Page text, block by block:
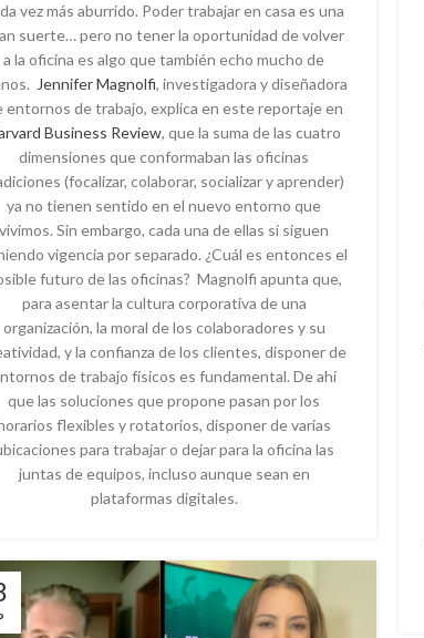
vez más aburrido. Poder trabajar en casa es una
suerte… pero no tener la oportunidad de volver
a la oficina es algo que también echo mucho de
Jennifer Magnolfi, investigadora y diseñadora
entornos de trabajo, explica en este reportaje en
Business Review, que la suma de las cuatro
dimensiones que conformaban las oficinas
(focalizar, colaborar, socializar y aprender)
ya no tienen sentido en el nuevo entorno que
vivimos. Sin embargo, cada una de ellas sí siguen
vigencia por separado. ¿Cuál es entonces el
futuro de las oficinas? Magnolfi apunta que,
para asentar la cultura corporativa de una
organización, la moral de los colaboradores y su
y la confianza de los clientes, disponer de
de trabajo físicos es fundamental. De ahí
que las soluciones que propone pasan por los
flexibles y rotatorios, disponer de varias
para trabajar o dejar para la oficina las
juntas de equipos, incluso aunque sean en
plataformas digitales.